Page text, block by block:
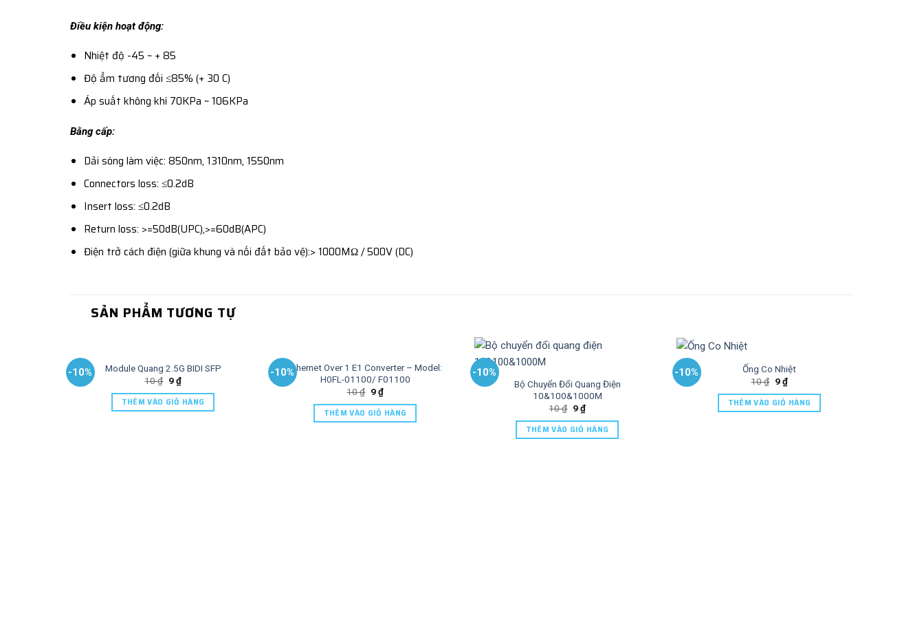
Điều kiện hoạt động:
Nhiệt độ -45 ~ + 85
Độ ẩm tương đối ≤85% (+ 30 C)
Áp suất không khí 70KPa ~ 106KPa
Bằng cấp:
Dải sóng làm việc: 850nm, 1310nm, 1550nm
Connectors loss: ≤0.2dB
Insert loss: ≤0.2dB
Return loss: >=50dB(UPC),>=60dB(APC)
Điện trở cách điện (giữa khung và nối đất bảo vệ):> 1000MΩ / 500V (DC)
SẢN PHẨM TƯƠNG TỰ
-10%
Module Quang 2.5G BIDI SFP
10₫ 9₫
THÊM VÀO GIỎ HÀNG
-10%Ethernet Over 1 E1 Converter – Model:
H0FL-01100/ F01100
10₫ 9₫
THÊM VÀO GIỎ HÀNG
-10%
Bộ Chuyển Đổi Quang Điện
10&100&1000M
10₫ 9₫
THÊM VÀO GIỎ HÀNG
-10%
Ống Co Nhiệt
10₫ 9₫
THÊM VÀO GIỎ HÀNG